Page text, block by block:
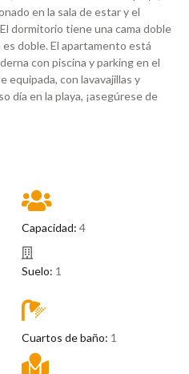
en la sala de estar y el
dormitorio tiene una cama doble
doble. El apartamento está
con piscina y parking en el
equipada, con lavavajillas y
día en la playa, ¡asegúrese de
Capacidad: 4
Suelo: 1
Cuartos de baño: 1